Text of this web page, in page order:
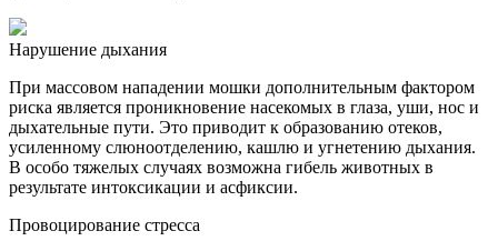
Нарушение дыхания
При массовом нападении мошки дополнительным фактором
риска является проникновение насекомых в глаза, уши, нос и
дыхательные пути. Это приводит к образованию отеков,
усиленному слюноотделению, кашлю и угнетению дыхания.
В особо тяжелых случаях возможна гибель животных в
результате интоксикации и асфиксии.
Провоцирование стресса